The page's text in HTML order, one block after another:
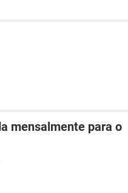
mensalmente para o